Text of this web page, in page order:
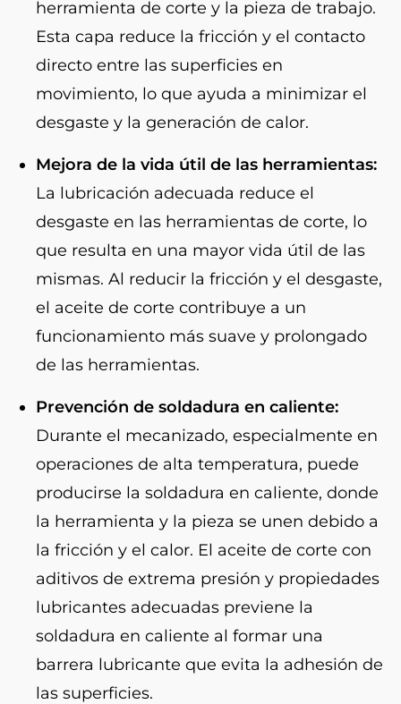
herramienta de corte y la pieza de trabajo.
Esta capa reduce la fricción y el contacto
directo entre las superficies en
movimiento, lo que ayuda a minimizar el
desgaste y la generación de calor.
Mejora de la vida útil de las herramientas:
La lubricación adecuada reduce el
desgaste en las herramientas de corte, lo
que resulta en una mayor vida útil de las
mismas. Al reducir la fricción y el desgaste,
el aceite de corte contribuye a un
funcionamiento más suave y prolongado
de las herramientas.
Prevención de soldadura en caliente:
Durante el mecanizado, especialmente en
operaciones de alta temperatura, puede
producirse la soldadura en caliente, donde
la herramienta y la pieza se unen debido a
la fricción y el calor. El aceite de corte con
aditivos de extrema presión y propiedades
lubricantes adecuadas previene la
soldadura en caliente al formar una
barrera lubricante que evita la adhesión de
las superficies.